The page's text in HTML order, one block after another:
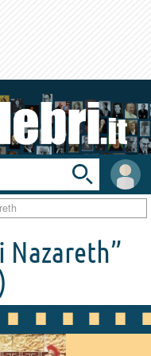
User
area
Toggle
search
bar
Nazareth”